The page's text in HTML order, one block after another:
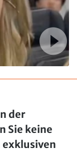
der
Sie keine